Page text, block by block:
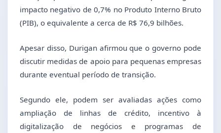
impacto negativo de 0,7% no Produto Interno Bruto
(PIB), o equivalente a cerca de R$ 76,9 bilhões.
Apesar disso, Durigan afirmou que o governo pode
discutir medidas de apoio para pequenas empresas
durante eventual período de transição.
Segundo ele, podem ser avaliadas ações como
ampliação de linhas de crédito, incentivo à
digitalização de negócios e programas de